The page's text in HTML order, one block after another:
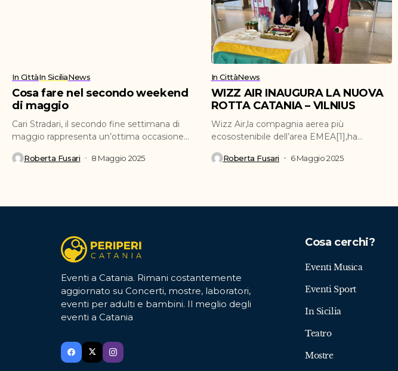
In CittàIn SiciliaNews
Cosa fare nel secondo weekend
di maggio
Cari Stradari, il secondo fine settimana di
maggio rappresenta un’ottima occasione
Roberta Fusari 8 Maggio 2025
In CittàNews
WIZZ AIR INAUGURA LA NUOVA
ROTTA CATANIA – VILNIUS
Wizz Air,la compagnia aerea più
ecosostenibile dell’area EMEA[1],ha
Roberta Fusari 6 Maggio 2025
Eventi a Catania. Rimani costantemente
aggiornato su Concerti, mostre, laboratori,
eventi per adulti e bambini. Il meglio degli
eventi a Catania
Cosa cerchi?
Eventi Musica
Eventi Sport
In Sicilia
Teatro
Mostre